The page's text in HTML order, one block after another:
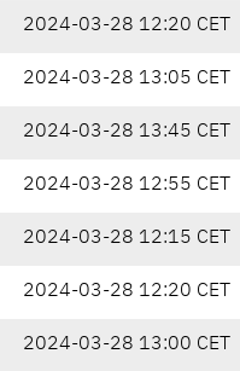
2024-03-28 12:20 CET
2024-03-28 13:05 CET
2024-03-28 13:45 CET
2024-03-28 12:55 CET
2024-03-28 12:15 CET
2024-03-28 12:20 CET
2024-03-28 13:00 CET